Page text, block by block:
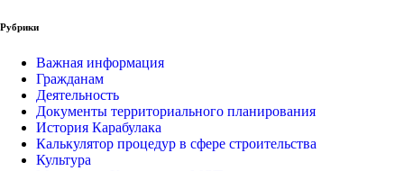
Рубрики
Важная информация
Гражданам
Деятельность
Документы территориального планирования
История Карабулака
Калькулятор процедур в сфере строительства
Культура